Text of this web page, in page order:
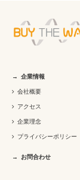
企業情報
会社概要
アクセス
企業理念
プライバシーポリシー
お問合わせ